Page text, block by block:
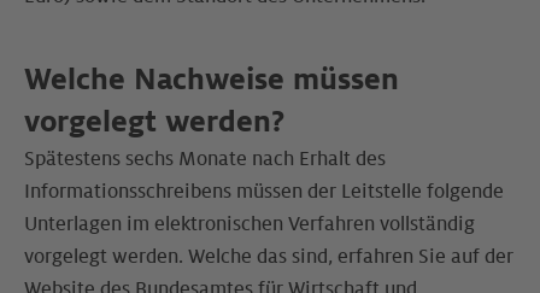
Welche Nachweise müssen
vorgelegt werden?
Spätestens sechs Monate nach Erhalt des
Informationsschreibens müssen der Leitstelle folgende
Unterlagen im elektronischen Verfahren vollständig
vorgelegt werden. Welche das sind, erfahren Sie auf der